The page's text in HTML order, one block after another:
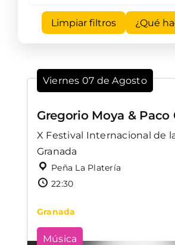
Limpiar filtros ¿Qué
Viernes 07 de Agosto
Gregorio Moya & Paco
X Festival Internacional de
Granada
Peña La Platería
22:30
Granada
Música